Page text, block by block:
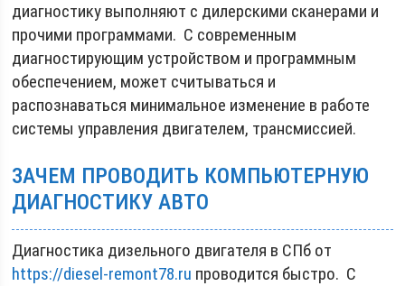
диагностику выполняют с дилерскими сканерами и
прочими программами. С современным
диагностирующим устройством и программным
обеспечением, может считываться и
распознаваться минимальное изменение в работе
системы управления двигателем, трансмиссией.
ЗАЧЕМ ПРОВОДИТЬ КОМПЬЮТЕРНУЮ
ДИАГНОСТИКУ АВТО
Диагностика дизельного двигателя в СПб от
https://diesel-remont78.ru проводится быстро. С